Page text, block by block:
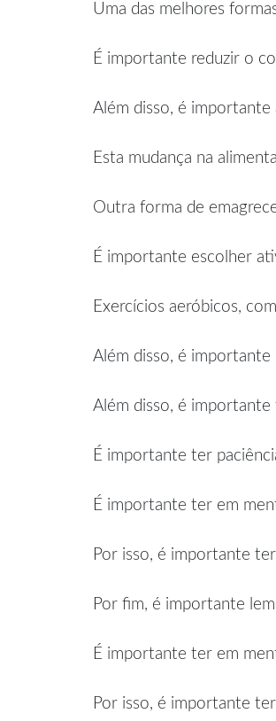
Uma das melhores
É importante reduzir o
Além disso, é
Esta mudança na
Outra forma de
É importante escolher
Exercícios aeróbicos,
Além disso, é importante
Além disso, é
É importante ter
É importante ter em
Por isso, é importante
Por fim, é importante
É importante ter em
Por isso, é importante